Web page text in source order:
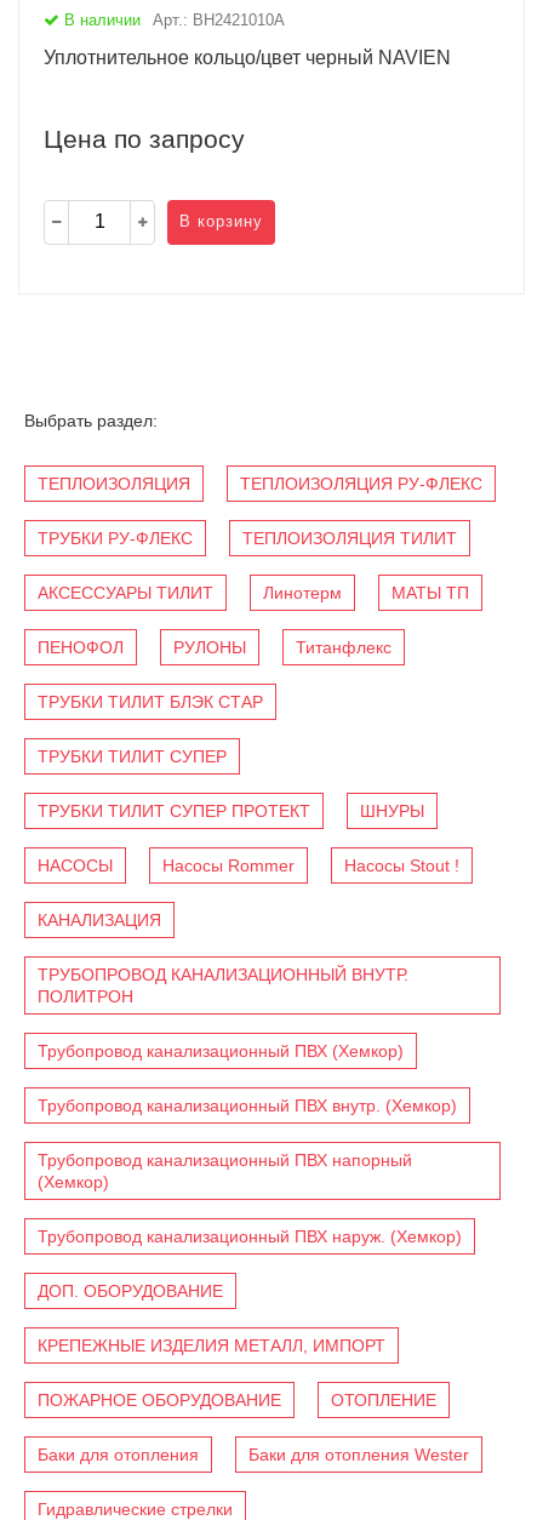
В наличии Арт.: BH2421010A
Уплотнительное кольцо/цвет черный NAVIEN
Цена по запросу
В корзину
Выбрать раздел:
ТЕПЛОИЗОЛЯЦИЯ ТЕПЛОИЗОЛЯЦИЯ РУ-ФЛЕКС
ТРУБКИ РУ-ФЛЕКС ТЕПЛОИЗОЛЯЦИЯ ТИЛИТ
АКСЕССУАРЫ ТИЛИТ Линотерм МАТЫ ТП
ПЕНОФОЛ РУЛОНЫ Титанфлекс
ТРУБКИ ТИЛИТ БЛЭК СТАР
ТРУБКИ ТИЛИТ СУПЕР
ТРУБКИ ТИЛИТ СУПЕР ПРОТЕКТ ШНУРЫ
НАСОСЫ Насосы Rommer Насосы Stout !
КАНАЛИЗАЦИЯ
ТРУБОПРОВОД КАНАЛИЗАЦИОННЫЙ ВНУТР.
ПОЛИТРОН
Трубопровод канализационный ПВХ (Хемкор)
Трубопровод канализационный ПВХ внутр. (Хемкор)
Трубопровод канализационный ПВХ напорный
(Хемкор)
Трубопровод канализационный ПВХ наруж. (Хемкор)
ДОП. ОБОРУДОВАНИЕ
КРЕПЕЖНЫЕ ИЗДЕЛИЯ МЕТАЛЛ, ИМПОРТ
ПОЖАРНОЕ ОБОРУДОВАНИЕ ОТОПЛЕНИЕ
Баки для отопления Баки для отопления Wester
Гидравлические стрелки